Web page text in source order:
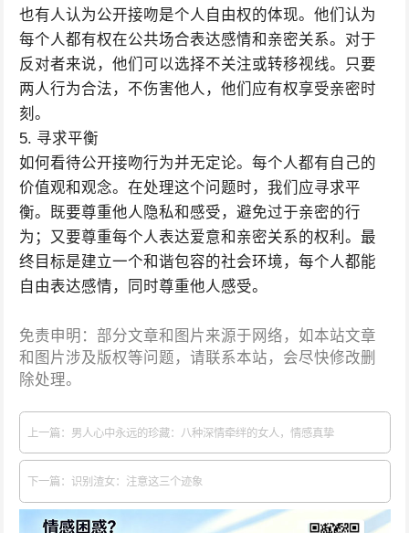
也有人认为公开接吻是个人自由权的体现。他们认为
每个人都有权在公共场合表达感情和亲密关系。对于
反对者来说，他们可以选择不关注或转移视线。只要
两人行为合法，不伤害他人，他们应有权享受亲密时
刻。
5. 寻求平衡
如何看待公开接吻行为并无定论。每个人都有自己的
价值观和观念。在处理这个问题时，我们应寻求平
衡。既要尊重他人隐私和感受，避免过于亲密的行
为；又要尊重每个人表达爱意和亲密关系的权利。最
终目标是建立一个和谐包容的社会环境，每个人都能
自由表达感情，同时尊重他人感受。
免责申明：部分文章和图片来源于网络，如本站文章
和图片涉及版权等问题，请联系本站，会尽快修改删
除处理。
上一篇：男人心中永远的珍藏：八种深情牵绊的女人，情感真挚
下一篇：识别渣女：注意这三个迹象